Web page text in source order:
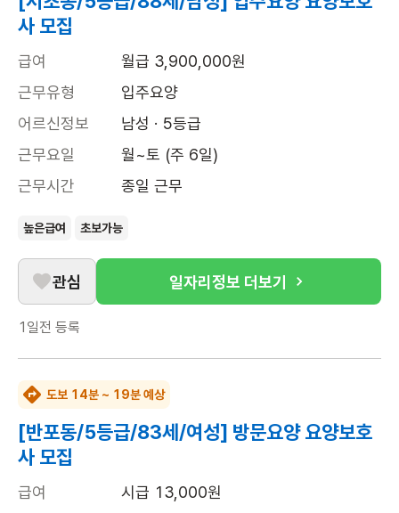
사 모집
급여
월급 3,900,000원
근무유형
입주요양
어르신정보
남성 · 5등급
근무요일
월~토 (주 6일)
근무시간
종일 근무
높은급여 초보가능
관심 일자리정보 더보기
1일전 등록
도보 14분 ~ 19분 예상
[반포동/5등급/83세/여성] 방문요양 요양보호
사 모집
급여
시급 13,000원